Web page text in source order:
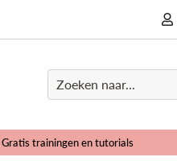
Gratis trainingen en tutorials